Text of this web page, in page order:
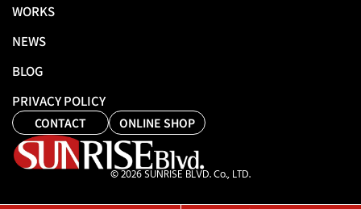
WORKS
NEWS
BLOG
PRIVACY POLICY
CONTACT ONLINE SHOP
© 2026 SUNRISE BLVD. Co., LTD.